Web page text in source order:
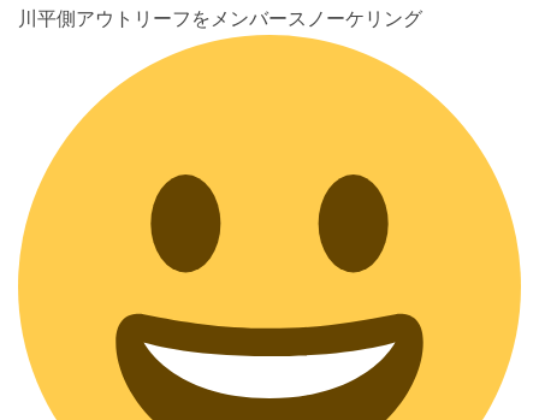
川平側アウトリーフをメンバースノーケリング